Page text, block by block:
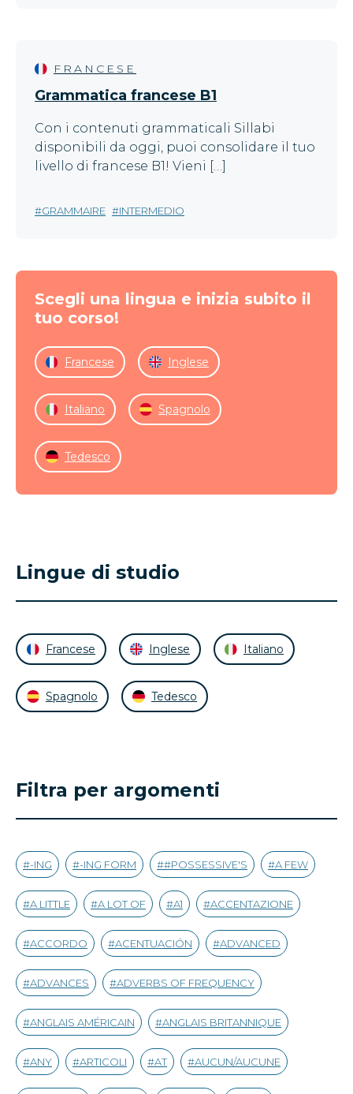
FRANCESE
Grammatica francese B1
Con i contenuti grammaticali Sillabi
disponibili da oggi, puoi consolidare il tuo
livello di francese B1! Vieni […]
GRAMMAIRE INTERMEDIO
Scegli una lingua e inizia subito il
tuo corso!
Francese Inglese
Italiano Spagnolo
Tedesco
Lingue di studio
Francese Inglese Italiano
Spagnolo Tedesco
Filtra per argomenti
-ING -ING FORM #POSSESSIVE'S A FEW
A LITTLE A LOT OF A1 ACCENTAZIONE
ACCORDO ACENTUACIÓN ADVANCED
ADVANCES ADVERBS OF FREQUENCY
ANGLAIS AMÉRICAIN ANGLAIS BRITANNIQUE
ANY ARTICOLI AT AUCUN/AUCUNE